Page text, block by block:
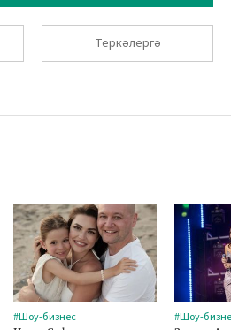
Теркәлергә
#Шоу-бизнес #Шоу-